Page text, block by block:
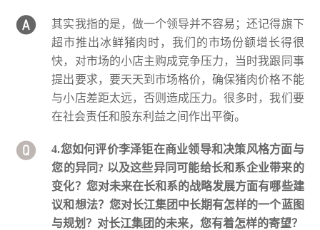
其实我指的是，做一个领导并不容易；还记得旗下
超市推出冰鲜猪肉时，我们的市场份额增长得很
快，对市场的小店主购成竞争压力，当时我跟同事
提出要求，要天天到市场格价，确保猪肉价格不能
与小店差距太远，否则造成压力。很多时，我们要
在社会责任和股东利益之间作出平衡。
4.您如何评价李泽钜在商业领导和决策风格方面与
您的异同? 以及这些异同可能给长和系企业带来的
变化？您对未来在长和系的战略发展方面有哪些建
议和想法？您对长江集团中长期有怎样的一个蓝图
与规划？对长江集团的未来，您有着怎样的寄望？